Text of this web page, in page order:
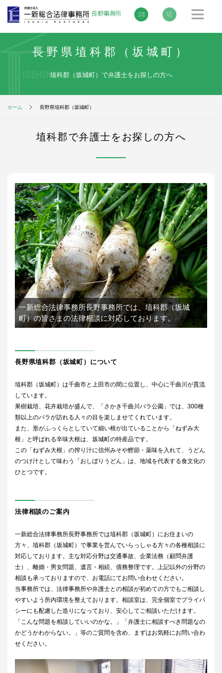
長野県埴科郡（坂城町）
埴科郡（坂城町）で弁護士をお探しの方へ
ホーム 長野県埴科郡（坂城町）
埴科郡で弁護士をお探しの方へ
一新総合法律事務所長野事務所では、 埴科郡（坂城
町）の皆さまの法律相談に対応しております。
長野県埴科郡（坂城町）について
埴科郡（坂城町）は千曲市と上田市の間に位置し、中心に千曲川が貫流
しています。
果樹栽培、花卉栽培が盛んで、「さかき千曲川バラ公園」では、300種
類以上のバラが訪れる人々の目を楽しませてくれています。
また、形がふっくらとしていて細い根が出ていることから「ねずみ大
根」と呼ばれる辛味大根は、坂城町の特産品です。
この「ねずみ大根」の搾り汁に信州みそや鰹節・薬味を入れて、うどん
のつけ汁として味わう「おしぼりうどん」は、地域を代表する食文化の
ひとつです。
法律相談のご案内
一新総合法律事務所長野事務所では埴科郡（坂城町）にお住まいの
方々、埴科郡（坂城町）で事業を営んでいらっしゃる方々の各種相談に
対応しております。主な対応分野は交通事故、企業法務（顧問弁護
士）、離婚・男女問題、遺言・相続、債務整理です。上記以外の分野の
相談も承っておりますので、お電話にてお問い合わせください。
当事務所では、法律事務所や弁護士との相談が初めての方でもご相談し
やすいよう所内環境を整えております。相談室は、完全個室でプライバ
シーにも配慮した造りになっており、安心してご相談いただけます。
「こんな問題を相談していいのかな。」「弁護士に相談すべき問題なの
かどうかわからない。」等のご質問を含め、まずはお気軽にお問い合わ
せください。